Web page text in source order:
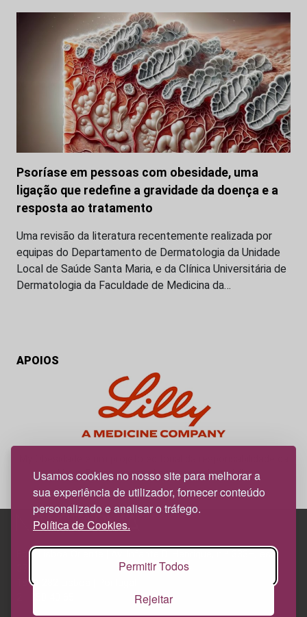
Usamos cookies no nosso site para melhorar a
sua experiência de utilizador, fornecer conteúdo
personalizado e analisar o tráfego.
Política de Cookies.
Permitir Todos
Rejeitar
Psoríase em pessoas com obesidade, uma
ligação que redefine a gravidade da doença e a
resposta ao tratamento
Uma revisão da literatura recentemente realizada por
equipas do Departamento de Dermatologia da Unidade
Local de Saúde Santa Maria, e da Clínica Universitária de
Dermatologia da Faculdade de Medicina da…
APOIOS
News Farma, possível com o apoio da Lilly.
Edif. Lisboa Oriente | Av. Infante D. Henrique, n.º 333H, esc.
1800-282 Lisboa | Portugal